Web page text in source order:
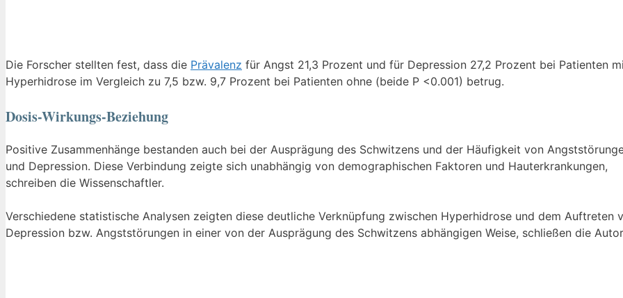
Die Forscher stellten fest, dass die Prävalenz für Angst 21,3 Prozent und für Depression 27,2 Prozent bei Patienten
Hyperhidrose im Vergleich zu 7,5 bzw. 9,7 Prozent bei Patienten ohne (beide P <0.001) betrug.
Dosis-Wirkungs-Beziehung
Positive Zusammenhänge bestanden auch bei der Ausprägung des Schwitzens und der Häufigkeit von
und Depression. Diese Verbindung zeigte sich unabhängig von demographischen Faktoren und Hauterkrankungen,
schreiben die Wissenschaftler.
Verschiedene statistische Analysen zeigten diese deutliche Verknüpfung zwischen Hyperhidrose und dem Auftreten
Depression bzw. Angststörungen in einer von der Ausprägung des Schwitzens abhängigen Weise, schließen die